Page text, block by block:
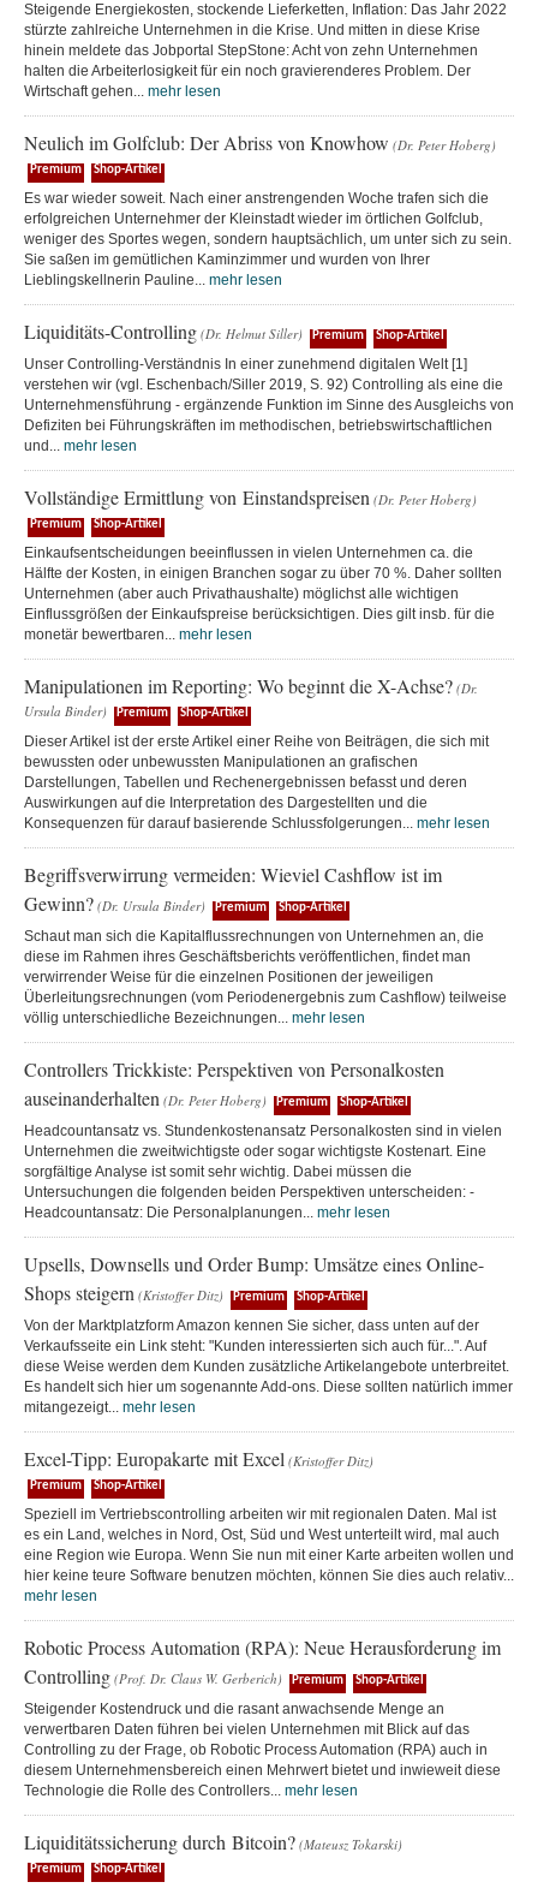
Steigende Energiekosten, stockende Lieferketten, Inflation: Das Jahr 2022
stürzte zahlreiche Unternehmen in die Krise. Und mitten in diese Krise
hinein meldete das Jobportal StepStone: Acht von zehn Unternehmen
halten die Arbeiterlosigkeit für ein noch gravierenderes Problem. Der
Wirtschaft gehen... mehr lesen
Neulich im Golfclub: Der Abriss von Knowhow (Dr. Peter Hoberg)
Premium Shop-Artikel
Es war wieder soweit. Nach einer anstrengenden Woche trafen sich die
erfolgreichen Unternehmer der Kleinstadt wieder im örtlichen Golfclub,
weniger des Sportes wegen, sondern hauptsächlich, um unter sich zu sein.
Sie saßen im gemütlichen Kaminzimmer und wurden von Ihrer
Lieblingskellnerin Pauline... mehr lesen
Liquiditäts-Controlling (Dr. Helmut Siller) Premium Shop-Artikel
Unser Controlling-Verständnis In einer zunehmend digitalen Welt [1]
verstehen wir (vgl. Eschenbach/Siller 2019, S. 92) Controlling als eine die
Unternehmensführung - ergänzende Funktion im Sinne des Ausgleichs von
Defiziten bei Führungskräften im methodischen, betriebswirtschaftlichen
und... mehr lesen
Vollständige Ermittlung von Einstandspreisen (Dr. Peter Hoberg)
Premium Shop-Artikel
Einkaufsentscheidungen beeinflussen in vielen Unternehmen ca. die
Hälfte der Kosten, in einigen Branchen sogar zu über 70 %. Daher sollten
Unternehmen (aber auch Privathaushalte) möglichst alle wichtigen
Einflussgrößen der Einkaufspreise berücksichtigen. Dies gilt insb. für die
monetär bewertbaren... mehr lesen
Manipulationen im Reporting: Wo beginnt die X-Achse? (Dr.
Ursula Binder)
Premium Shop-Artikel
Dieser Artikel ist der erste Artikel einer Reihe von Beiträgen, die sich mit
bewussten oder unbewussten Manipulationen an grafischen
Darstellungen, Tabellen und Rechenergebnissen befasst und deren
Auswirkungen auf die Interpretation des Dargestellten und die
Konsequenzen für darauf basierende Schlussfolgerungen... mehr lesen
Begriffsverwirrung vermeiden: Wieviel Cashflow ist im
Gewinn? (Dr. Ursula Binder) Premium Shop-Artikel
Schaut man sich die Kapitalflussrechnungen von Unternehmen an, die
diese im Rahmen ihres Geschäftsberichts veröffentlichen, findet man
verwirrender Weise für die einzelnen Positionen der jeweiligen
Überleitungsrechnungen (vom Periodenergebnis zum Cashflow) teilweise
völlig unterschiedliche Bezeichnungen... mehr lesen
Controllers Trickkiste: Perspektiven von Personalkosten
auseinanderhalten (Dr. Peter Hoberg) Premium Shop-Artikel
Headcountansatz vs. Stundenkostenansatz Personalkosten sind in vielen
Unternehmen die zweitwichtigste oder sogar wichtigste Kostenart. Eine
sorgfältige Analyse ist somit sehr wichtig. Dabei müssen die
Untersuchungen die folgenden beiden Perspektiven unterscheiden: -
Headcountansatz: Die Personalplanungen... mehr lesen
Upsells, Downsells und Order Bump: Umsätze eines Online-
Shops steigern (Kristoffer Ditz) Premium Shop-Artikel
Von der Marktplatzform Amazon kennen Sie sicher, dass unten auf der
Verkaufsseite ein Link steht: "Kunden interessierten sich auch für...". Auf
diese Weise werden dem Kunden zusätzliche Artikelangebote unterbreitet.
Es handelt sich hier um sogenannte Add-ons. Diese sollten natürlich immer
mitangezeigt... mehr lesen
Excel-Tipp: Europakarte mit Excel (Kristoffer Ditz)
Premium Shop-Artikel
Speziell im Vertriebscontrolling arbeiten wir mit regionalen Daten. Mal ist
es ein Land, welches in Nord, Ost, Süd und West unterteilt wird, mal auch
eine Region wie Europa. Wenn Sie nun mit einer Karte arbeiten wollen und
hier keine teure Software benutzen möchten, können Sie dies auch relativ...
mehr lesen
Robotic Process Automation (RPA): Neue Herausforderung im
Controlling (Prof. Dr. Claus W. Gerberich) Premium Shop-Artikel
Steigender Kostendruck und die rasant anwachsende Menge an
verwertbaren Daten führen bei vielen Unternehmen mit Blick auf das
Controlling zu der Frage, ob Robotic Process Automation (RPA) auch in
diesem Unternehmensbereich einen Mehrwert bietet und inwieweit diese
Technologie die Rolle des Controllers... mehr lesen
Liquiditätssicherung durch Bitcoin? (Mateusz Tokarski)
Premium Shop-Artikel